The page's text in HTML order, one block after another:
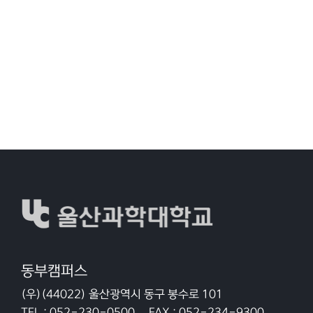
동부캠퍼스
(우)(44022) 울산광역시 동구 봉수로 101